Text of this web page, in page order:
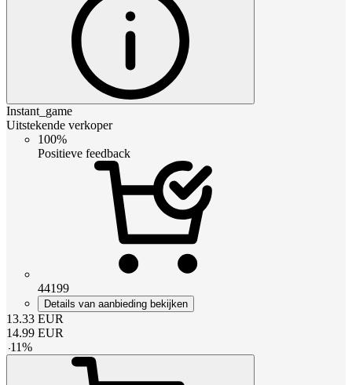
Instant_game
Uitstekende verkoper
100%
Positieve feedback
44199
Details van aanbieding bekijken
13.33 EUR
14.99 EUR
-11%